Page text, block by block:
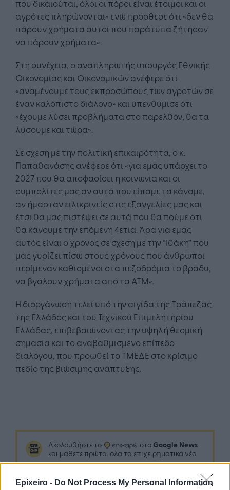
Epixeiro - Do Not Process My Personal Information
που δικαιούται, όλοι οι πόροι είναι έτοιμοι και οι
αγρότες πληρώνονται» ενώ πρόσθεσε ότι «δεν θα
πάρουν χρήματα αυτοί που παράτυπα ζήτησαν
να πάρουν χρήματα».
Στη συνέχεια, ο αναπληρωτής υπουργός Εθνικής
Οικονομίας και Οικονομικών ανέφερε ότι
«αναμένουμε τους εκπροσώπους των αγροτών σε
έναν καλόπιστο διάλογο» και υπενθύμισε ότι
«έχουμε λύσει προβλήματα στο παρελθόν, θα τα
λύσουμε και τώρα».
Σε σχέση με την πολιτική επικαιρότητα, ο κ.
Παπαθανάσης ανέφερε ότι «για εμάς υπάρχει το
2027 που θα αποφασίσει η κοινωνία και οι
συμπολίτες μας αν αυτά που είπαμε τα κάναμε,
αν ήμασταν ειλικρινείς στις εξαγγελίες μας και
έτσι θα μας πιστέψει σε αυτά που θα πούμε ότι
θα κάνουμε την επόμενη 4ετία. Άρα για εμάς
αυτός είναι ο χρόνος σε σχέση με την “Ιθάκη” που
μας γυρίζει πίσω στους χρόνους που άνθρωποι
περίμεναν καθισμένοι στα πεζοδρόμια το βράδυ,
να βγάλουν χρήματα από τα ΑΤΜ».
Η διοργάνωση τελεί υπό την αιγίδα της Τράπεζας
της Ελλάδος και του Τεχνικού Επιμελητηρίου
Ελλάδας, επιβεβαιώνοντας την υψηλή θεσμική
σημασία και το αναβαθμισμένο επίπεδο
διαλόγου, που προωθεί το ΤΜΕΔΕ στο κρίσιμο
πεδίο της βιώσιμης ανάπτυξης.
Ακολουθήστε το στο Google News
και μάθετε πρώτοι όλα τα επιχειρηματικά νέα